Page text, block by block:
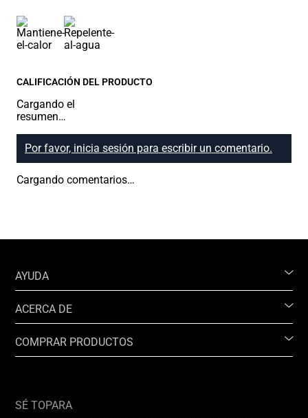
CALIFICACIÓN DEL PRODUCTO
Cargando el
resumen…
Por favor, inicia sesión para escribir un comentario.
Cargando comentarios…
AYUDA
ACERCA DE
COMPRAR PRODUCTOS
SÉ TOPARA